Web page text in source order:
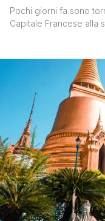
Pochi giorni fa sono
Capitale Francese alla
continua evoluzione,
culturale in grado [']